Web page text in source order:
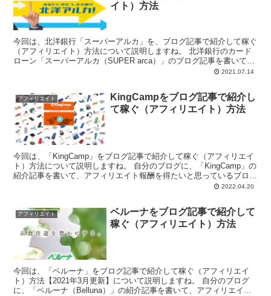
イト）方法
今回は、北洋銀行「スーパーアルカ」を、ブログ記事で紹介して稼ぐ
（アフィリエイト）方法について説明しますね。 北洋銀行のカード
ローン「スーパーアルカ（SUPER arca）」のブログ記事を書いて、
2021.07.14
アフィリエイト
KingCampをブログ記事で紹介し
て稼ぐ（アフィリエイト）方法
今回は、「KingCamp」をブログ記事で紹介して稼ぐ（アフィリエイ
ト）方法について説明しますね。 自分のブログに、「KingCamp」の
紹介記事を書いて、アフィリエイト報酬を得たいと思っているブロガ
2022.04.20
アフィリエイト
ベルーナをブログ記事で紹介して
稼ぐ（アフィリエイト）方法
今回は、「ベルーナ」をブログ記事で紹介して稼ぐ（アフィリエイ
ト）方法【2021年3月更新】について説明しますね。 自分のブログ
に、「ベルーナ（Belluna）」の紹介記事を書いて、アフィリエイト